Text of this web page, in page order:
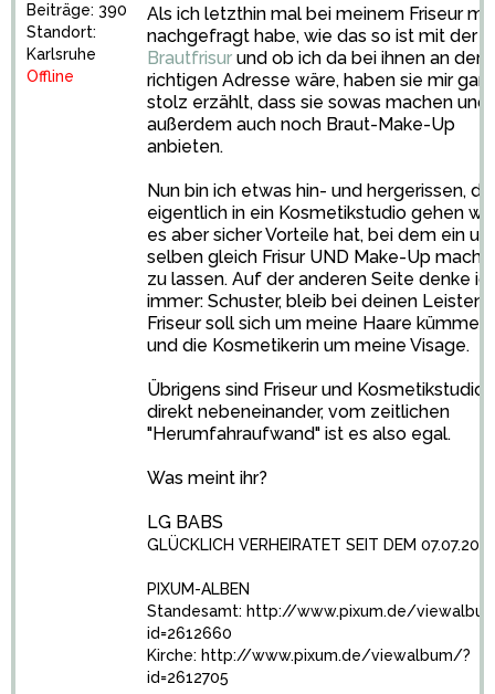
Beiträge: 390
Standort:
Karlsruhe
Offline
Als ich letzthin mal bei meinem Friseur
nachgefragt habe, wie das so ist mit der
Brautfrisur und ob ich da bei ihnen an der
richtigen Adresse wäre, haben sie mir
stolz erzählt, dass sie sowas machen und
außerdem auch noch Braut-Make-Up
anbieten.
Nun bin ich etwas hin- und hergerissen, da
eigentlich in ein Kosmetikstudio gehen
es aber sicher Vorteile hat, bei dem ein
selben gleich Frisur UND Make-Up
zu lassen. Auf der anderen Seite denke
immer: Schuster, bleib bei deinen Leisten;
Friseur soll sich um meine Haare kümmern
und die Kosmetikerin um meine Visage.
Übrigens sind Friseur und Kosmetikstudio
direkt nebeneinander, vom zeitlichen
"Herumfahraufwand" ist es also egal.
Was meint ihr?
LG BABS
GLÜCKLICH VERHEIRATET SEIT DEM
PIXUM-ALBEN
Standesamt: http://www.pixum.de/
id=2612660
Kirche: http://www.pixum.de/viewalbum/?
id=2612705